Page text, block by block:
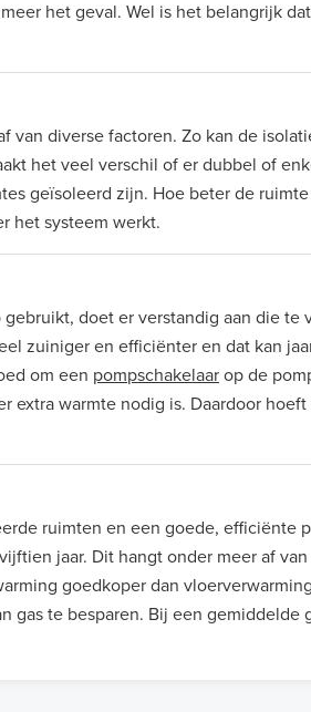
het geval. Wel is het belangrijk
diverse factoren. Zo kan de
het veel verschil of er dubbel of
geïsoleerd zijn. Hoe beter de
het systeem werkt.
doet er verstandig aan die te
zuiniger en efficiënter en dat kan
om een pompschakelaar op de
extra warmte nodig is. Daardoor
ruimten en een goede, efficiënte
jaar. Dit hangt onder meer af
goedkoper dan
gas te besparen. Bij een gemiddelde